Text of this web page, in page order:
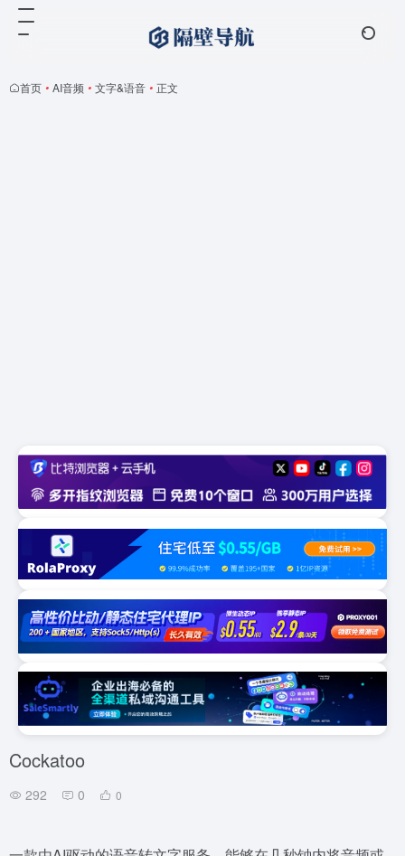
首页 • AI音频 • 文字&语音 • 正文
Cockatoo
292 0 0